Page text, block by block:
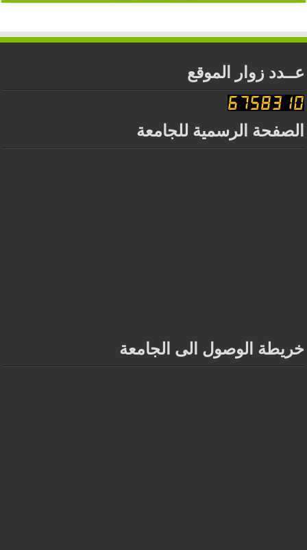
عــدد زوار الموقع
الصفحة الرسمية للجامعة
خريطة الوصول الى الجامعة